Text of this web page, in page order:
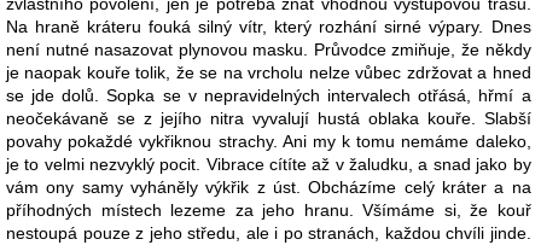
zvláštního povolení, jen je potřeba znát vhodnou výstupovou trasu.
Na hraně kráteru fouká silný vítr, který rozhání sirné výpary. Dnes
není nutné nasazovat plynovou masku. Průvodce zmiňuje, že někdy
je naopak kouře tolik, že se na vrcholu nelze vůbec zdržovat a hned
se jde dolů. Sopka se v nepravidelných intervalech otřásá, hřmí a
neočekávaně se z jejího nitra vyvalují hustá oblaka kouře. Slabší
povahy pokaždé vykřiknou strachy. Ani my k tomu nemáme daleko,
je to velmi nezvyklý pocit. Vibrace cítíte až v žaludku, a snad jako by
vám ony samy vyháněly výkřik z úst. Obcházíme celý kráter a na
příhodných místech lezeme za jeho hranu. Všímáme si, že kouř
nestoupá pouze z jeho středu, ale i po stranách, každou chvíli jinde.